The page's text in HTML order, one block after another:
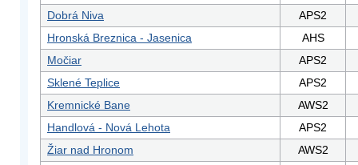
Dobrá Niva
APS2
Hronská Breznica - Jasenica
AHS
Močiar
APS2
Sklené Teplice
APS2
Kremnické Bane
AWS2
Handlová - Nová Lehota
APS2
Žiar nad Hronom
AWS2